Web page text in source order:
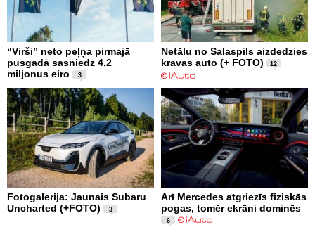
“Virši” neto peļņa pirmajā
pusgadā sasniedz 4,2
miljonus eiro
3
Netālu no Salaspils aizdedzies
kravas auto (+ FOTO)
12
Fotogalerija: Jaunais Subaru
Uncharted (+FOTO)
3
Arī Mercedes atgriezīs fiziskās
pogas, tomēr ekrāni dominēs
6